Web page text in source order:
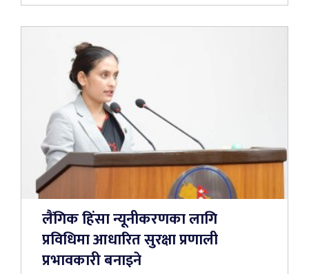
लैंगिक हिंसा न्यूनीकरणका लागि
प्रविधिमा आधारित सुरक्षा प्रणाली
प्रभावकारी बनाइने